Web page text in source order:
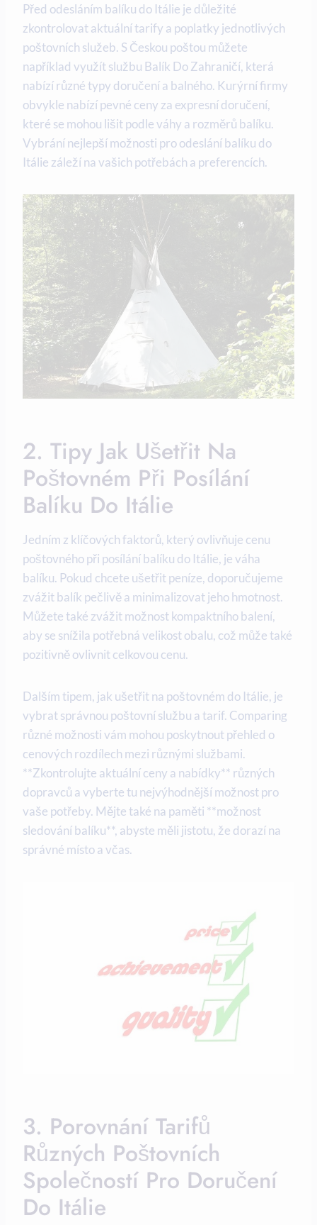
Před odesláním balíku do Itálie je důležité
zkontrolovat aktuální tarify a poplatky jednotlivých
poštovních služeb. S Českou poštou můžete
například využít službu Balík Do Zahraničí, která
nabízí různé typy doručení a balného. Kurýrní firmy
obvykle nabízí pevné ceny za expresní doručení,
které se mohou lišit podle váhy a rozměrů balíku.
Vybrání nejlepší možnosti pro odeslání balíku do
Itálie záleží na vašich potřebách a preferencích.
2. Tipy Jak Ušetřit Na
Poštovném Při Posílání
Balíku Do Itálie
Jedním z klíčových faktorů, který ovlivňuje cenu
poštovného při posílání balíku do Itálie, je váha
balíku. Pokud chcete ušetřit peníze, doporučujeme
zvážit balík pečlivě a minimalizovat jeho hmotnost.
Můžete také zvážit možnost kompaktního balení,
aby se snížila potřebná velikost obalu, což může také
pozitivně ovlivnit celkovou cenu.
Dalším tipem, jak ušetřit na poštovném do Itálie, je
vybrat správnou poštovní službu a tarif. Comparing
různé možnosti vám mohou poskytnout přehled o
cenových rozdílech mezi různými službami.
**Zkontrolujte aktuální ceny a nabídky** různých
dopravců a vyberte tu nejvýhodnější možnost pro
vaše potřeby. Mějte také na paměti **možnost
sledování balíku**, abyste měli jistotu, že dorazí na
správné místo a včas.
3. Porovnání Tarifů
Různých Poštovních
Společností Pro Doručení
Do Itálie